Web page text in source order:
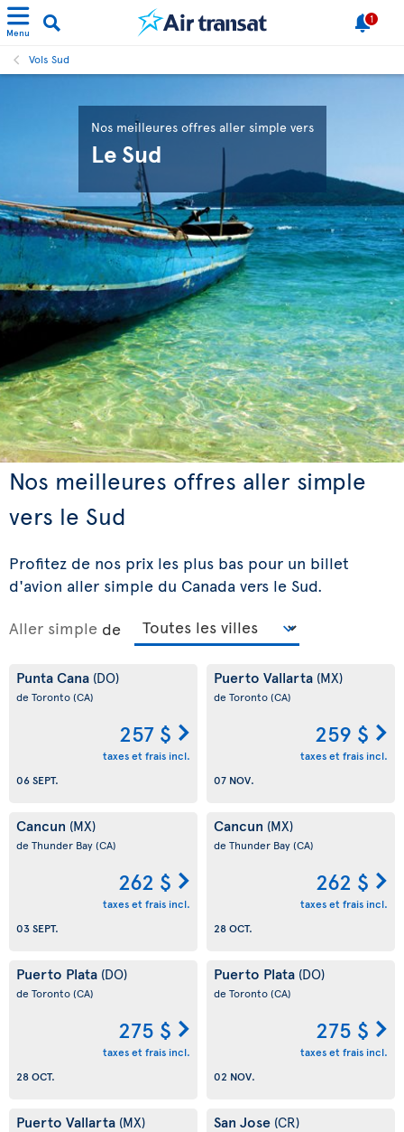
Menu
1
Vols Sud
Nos meilleures offres aller simple vers
Le Sud
Nos meilleures offres aller simple
vers le Sud
Profitez de nos prix les plus bas pour un billet
d'avion aller simple du Canada vers le Sud.
Aller simple de
Punta Cana (DO)
de Toronto(CA)
257 $
taxes et frais incl.
06 SEPT.
Puerto Vallarta (MX)
de Toronto(CA)
259 $
taxes et frais incl.
07 NOV.
Cancun (MX)
de Thunder Bay(CA)
262 $
taxes et frais incl.
03 SEPT.
Cancun (MX)
de Thunder Bay(CA)
262 $
taxes et frais incl.
28 OCT.
Puerto Plata (DO)
de Toronto(CA)
275 $
taxes et frais incl.
28 OCT.
Puerto Plata (DO)
de Toronto(CA)
275 $
taxes et frais incl.
02 NOV.
Puerto Vallarta (MX) San Jose (CR)